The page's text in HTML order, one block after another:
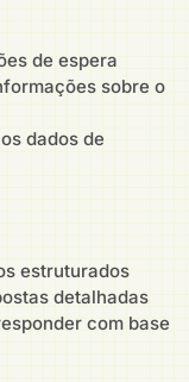
de espera
sobre o
dados de
estruturados
detalhadas
com base